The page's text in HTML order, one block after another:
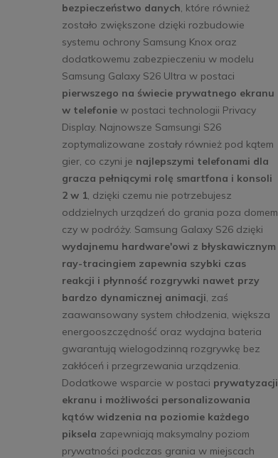
bezpieczeństwo danych, które również
zostało zwiększone dzięki rozbudowie
systemu ochrony Samsung Knox oraz
dodatkowemu zabezpieczeniu w modelu
Samsung Galaxy S26 Ultra w postaci
pierwszego na świecie prywatnego ekranu
w telefonie w postaci technologii Privacy
Display. Najnowsze Samsungi S26
zoptymalizowane zostały również pod kątem
gier, co czyni je najlepszymi telefonami dla
gracza pełniącymi rolę smartfona i konsoli
2 w 1, dzięki czemu nie potrzebujesz
oddzielnych urządzeń do grania poza domem
czy w podróży. Samsung Galaxy S26 dzięki
wydajnemu hardware'owi z błyskawicznym
ray-tracingiem zapewnia szybki czas
reakcji i płynność rozgrywki nawet przy
bardzo dynamicznej animacji, zaś
zaawansowany system chłodzenia, większa
energooszczędność oraz wydajna bateria
gwarantują wielogodzinną rozgrywkę bez
zakłóceń i przegrzewania urządzenia.
Dodatkowe wsparcie w postaci prywatyzacji
ekranu i możliwości personalizowania
kątów widzenia na poziomie każdego
piksela zapewniają maksymalny poziom
prywatności podczas grania w miejscach